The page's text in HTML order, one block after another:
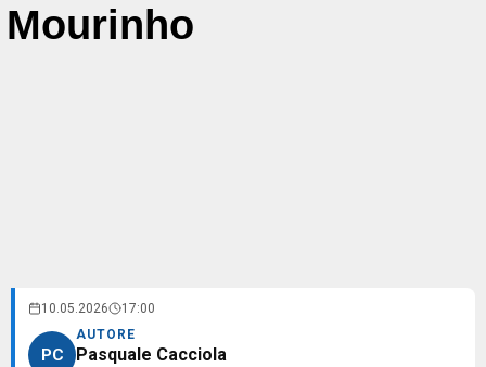
Mourinho
10.05.2026 17:00
PC
AUTORE
Pasquale Cacciola